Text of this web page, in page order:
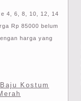
4, 6, 8, 10, 12, 14
Rp 85000 belum
harga yang
Baju Kostum